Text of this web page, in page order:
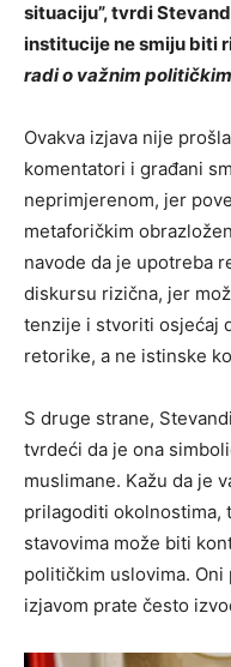
situaciju”, tvrdi
institucije ne smiju biti
radi o važnim
Ovakva izjava nije
komentatori i građani
neprimjerenom, jer
metaforičkim
navode da je upotreba
diskursu rizična, jer
tenzije i stvoriti osjećaj
retorike, a ne istinske
S druge strane,
tvrdeći da je ona
muslimane. Kažu da je
prilagoditi okolnostima,
stavovima može biti
političkim uslovima.
izjavom prate često